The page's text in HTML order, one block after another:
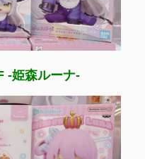
-姫森ルーナ-